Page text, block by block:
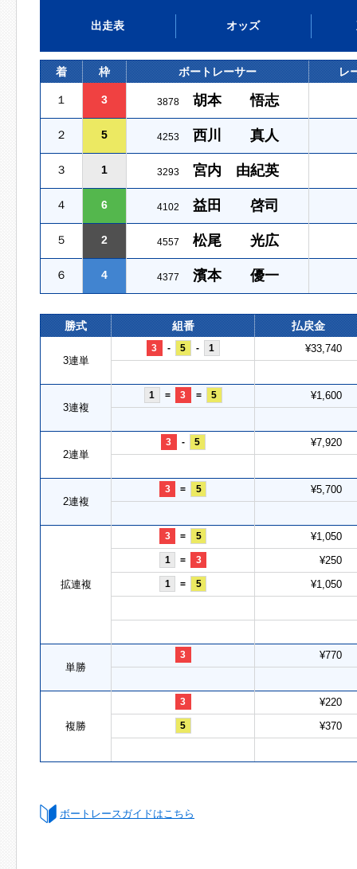
出走表 オッズ
着 枠 ボートレーサー レ
１ 3 3878 胡本 悟志
２ 5 4253 西川 真人
３ 1 3293 宮内 由紀英
４ 6 4102 益田 啓司
５ 2 4557 松尾 光広
６ 4 4377 濱本 優一
勝式 組番 払戻金
3連単
3 - 5 - 1 ¥33,740
3連複
1 = 3 = 5 ¥1,600
2連単
3 - 5 ¥7,920
2連複
3 = 5 ¥5,700
拡連複
3 = 5 ¥1,050
1 = 3 ¥250
1 = 5 ¥1,050
単勝
3 ¥770
複勝
3 ¥220
5 ¥370
ボートレースガイドはこちら